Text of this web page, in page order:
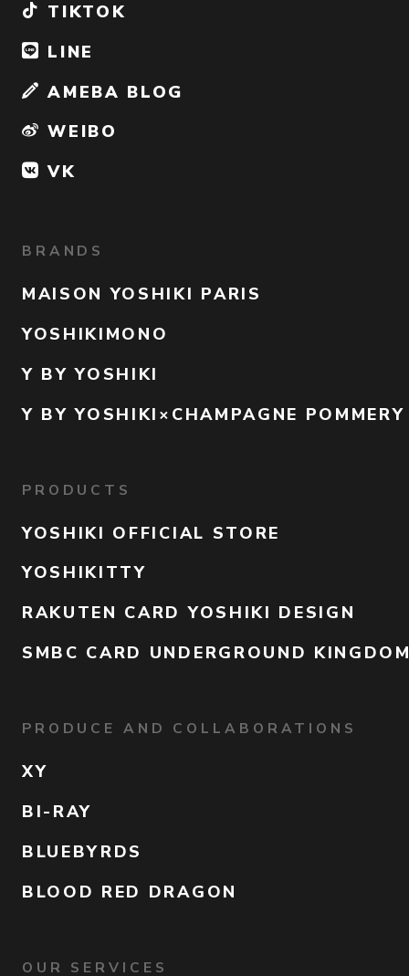
TIKTOK
LINE
AMEBA BLOG
WEIBO
VK
BRANDS
MAISON YOSHIKI PARIS
YOSHIKIMONO
Y BY YOSHIKI
Y BY YOSHIKI×CHAMPAGNE POMMERY
PRODUCTS
YOSHIKI OFFICIAL STORE
YOSHIKITTY
RAKUTEN CARD YOSHIKI DESIGN
SMBC CARD UNDERGROUND
PRODUCE AND COLLABORATIONS
XY
BI-RAY
BLUEBYRDS
BLOOD RED DRAGON
OUR SERVICES